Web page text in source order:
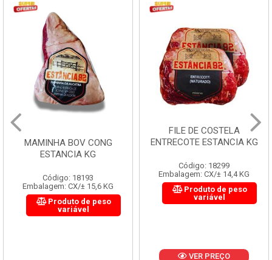
MAMINHA BOV CONG
ESTANCIA KG
Código: 18193
Embalagem: CX/± 15,6 KG
Produto de peso
variável
FILE DE COSTELA
ENTRECOTE ESTANCIA KG
Código: 18299
Embalagem: CX/± 14,4 KG
Produto de peso
variável
VER PREÇO